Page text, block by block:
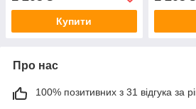
Купити
Про нас
100% позитивних з 31 відгука за